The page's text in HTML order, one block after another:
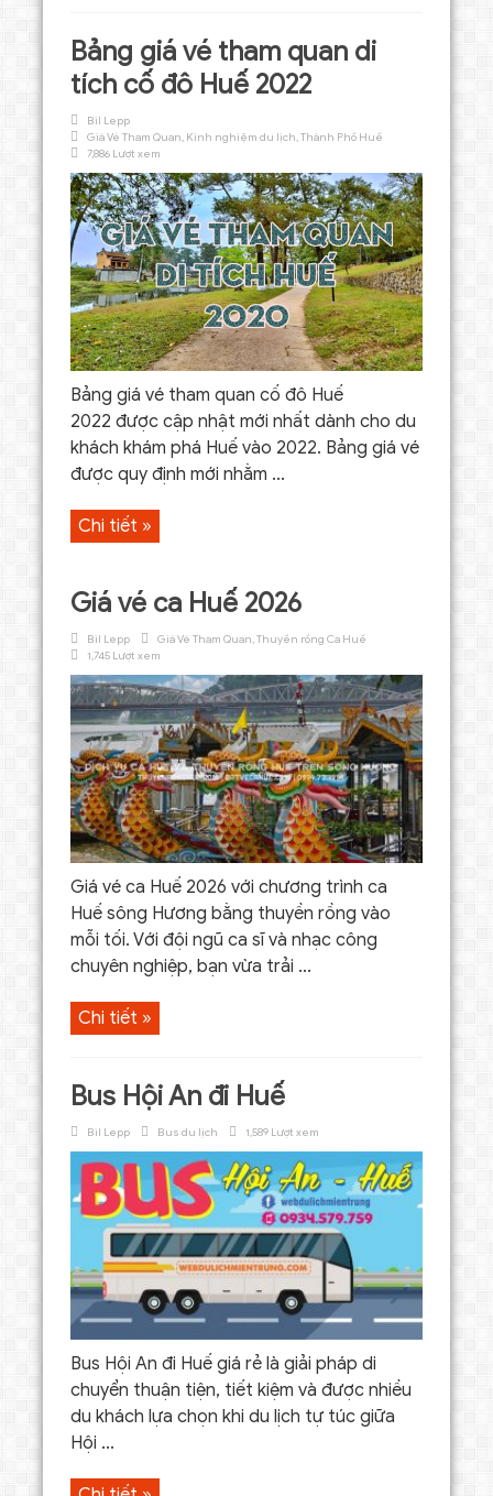
Bảng giá vé tham quan di
tích cố đô Huế 2022
Bil Lepp
Giá Vé Tham Quan, Kinh nghiệm du lịch,Thành Phố Huế
7,886 Lượt xem
Bảng giá vé tham quan cố đô Huế
2022 được cập nhật mới nhất dành cho du
khách khám phá Huế vào 2022. Bảng giá vé
được quy định mới nhằm ...
Chi tiết »
Giá vé ca Huế 2026
Bil Lepp Giá Vé Tham Quan,Thuyền rồng Ca Huế
1,745 Lượt xem
Giá vé ca Huế 2026 với chương trình ca
Huế sông Hương bằng thuyền rồng vào
mỗi tối. Với đội ngũ ca sĩ và nhạc công
chuyên nghiệp, bạn vừa trải ...
Chi tiết »
Bus Hội An đi Huế
Bil Lepp Bus du lịch 1,589 Lượt xem
Bus Hội An đi Huế giá rẻ là giải pháp di
chuyển thuận tiện, tiết kiệm và được nhiều
du khách lựa chọn khi du lịch tự túc giữa
Hội ...